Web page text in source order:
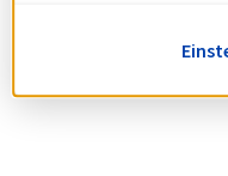
Weitere
zur Verwendung von